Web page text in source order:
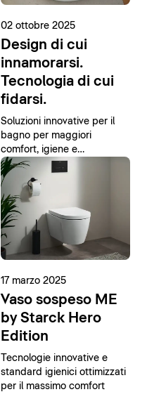
02 ottobre 2025
Design di cui
innamorarsi.
Tecnologia di cui
fidarsi.
Soluzioni innovative per il
bagno per maggiori
comfort, igiene e
sostenibilità
17 marzo 2025
Vaso sospeso ME
by Starck Hero
Edition
Tecnologie innovative e
standard igienici ottimizzati
per il massimo comfort